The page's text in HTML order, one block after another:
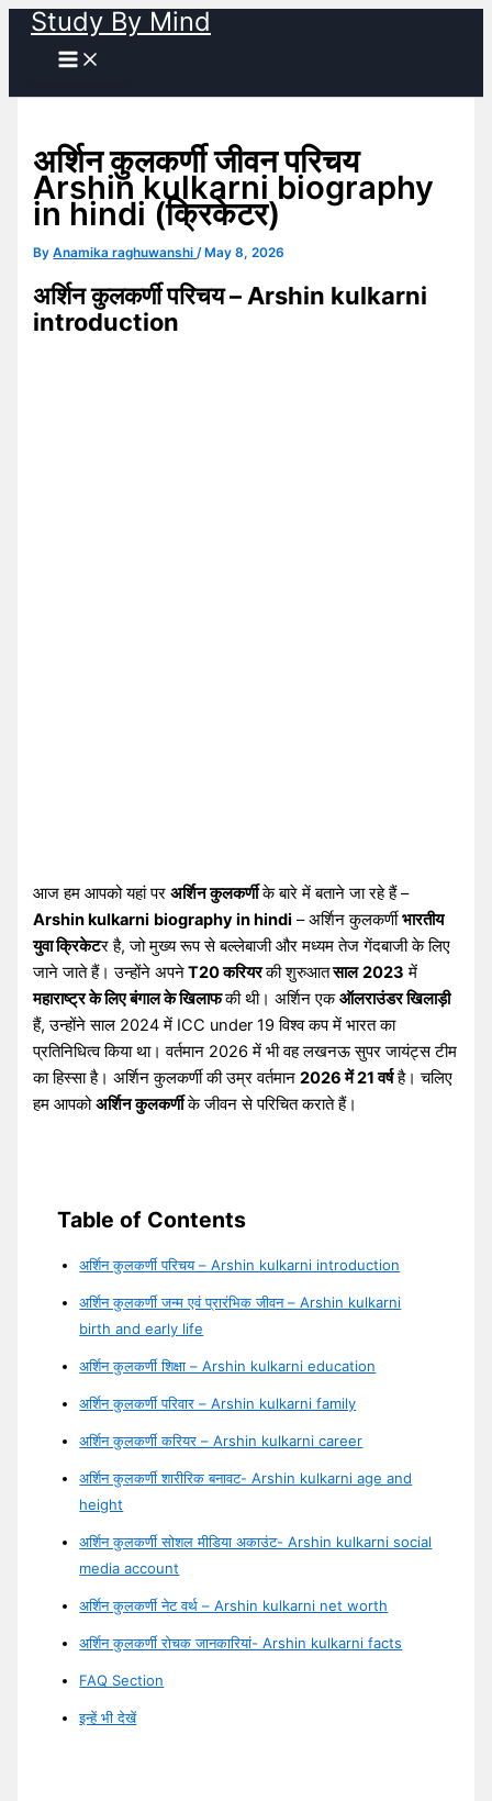
Skip
content
Study By Mind
अर्शिन कुलकर्णी जीवन परिचय
Arshin kulkarni biography
in hindi (क्रिकेटर)
ByAnamika raghuwanshi/ May 8, 2026
अर्शिन कुलकर्णी परिचय – Arshin kulkarni
introduction
आज हम आपको यहां परअर्शिन कुलकर्णीके बारे में बताने जा रहे हैं –
Arshin kulkarni biography in hindi – अर्शिन कुलकर्णीभारतीय
युवा क्रिकेटर है, जो मुख्य रूप से बल्लेबाजी और मध्यम तेज गेंदबाजी के लिए
जाने जाते हैं। उन्होंने अपनेT20 करियरकी शुरुआतसाल 2023 में
महाराष्ट्र के लिए बंगाल के खिलाफकी थी। अर्शिन एकऑलराउंडर खिलाड़ी
हैं, उन्होंने साल 2024 में ICC under 19 विश्व कप में भारत का
प्रतिनिधित्व किया था। वर्तमान 2026 में भी वह लखनऊ सुपर जायंट्स टीम
का हिस्सा है। अर्शिन कुलकर्णी की उम्र वर्तमान2026 में 21 वर्षहै। चलिए
हम आपकोअर्शिन कुलकर्णीके जीवन से परिचित कराते हैं।
Table of Contents
अर्शिन कुलकर्णी परिचय – Arshin kulkarni introduction
अर्शिन कुलकर्णी जन्म एवं प्रारंभिक जीवन – Arshin kulkarni
birth and early life
अर्शिन कुलकर्णी शिक्षा – Arshin kulkarni education
अर्शिन कुलकर्णी परिवार – Arshin kulkarni family
अर्शिन कुलकर्णी करियर – Arshin kulkarni career
अर्शिन कुलकर्णी शारीरिक बनावट- Arshin kulkarni age and
height
अर्शिन कुलकर्णी सोशल मीडिया अकाउंट- Arshin kulkarni social
media account
अर्शिन कुलकर्णी नेट वर्थ – Arshin kulkarni net worth
अर्शिन कुलकर्णी रोचक जानकारियां- Arshin kulkarni facts
FAQ Section
इन्हें भी देखें